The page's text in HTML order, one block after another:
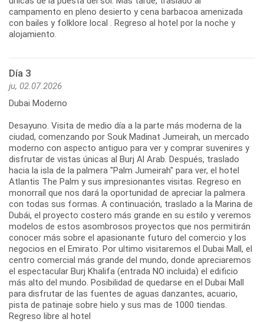
campamento en pleno desierto y cena barbacoa amenizada
con bailes y folklore local . Regreso al hotel por la noche y
alojamiento.
Día 3
ju, 02.07.2026
Dubai Moderno
Desayuno. Visita de medio día a la parte más moderna de la
ciudad, comenzando por Souk Madinat Jumeirah, un mercado
moderno con aspecto antiguo para ver y comprar suvenires y
disfrutar de vistas únicas al Burj Al Arab. Después, traslado
hacia la isla de la palmera "Palm Jumeirah" para ver, el hotel
Atlantis The Palm y sus impresionantes visitas. Regreso en
monorraíl que nos dará la oportunidad de apreciar la palmera
con todas sus formas. A continuación, traslado a la Marina de
Dubái, el proyecto costero más grande en su estilo y veremos
modelos de estos asombrosos proyectos que nos permitirán
conocer más sobre el apasionante futuro del comercio y los
negocios en el Emirato. Por ultimo visitaremos el Dubai Mall, el
centro comercial más grande del mundo, donde apreciaremos
el espectacular Burj Khalifa (entrada NO incluida) el edificio
más alto del mundo. Posibilidad de quedarse en el Dubai Mall
para disfrutar de las fuentes de aguas danzantes, acuario,
pista de patinaje sobre hielo y sus mas de 1000 tiendas.
Regreso libre al hotel